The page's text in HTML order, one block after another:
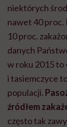
niektórych
nawet 40 proc.
10 proc.
danych
w roku 2015 to
i tasiemczyce
populacji.
źródłem
często tak